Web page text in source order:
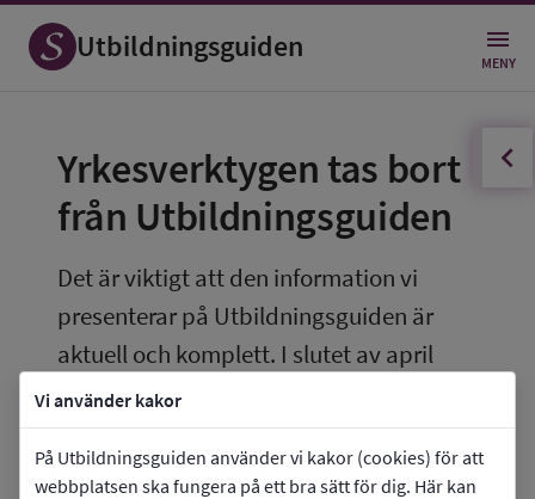
Vi använder kakor
På Utbildningsguiden använder vi kakor (cookies) för att
webbplatsen ska fungera på ett bra sätt för dig. Här kan
Utbildningsguiden MENY
Öppna
Yrkesverktygen tas bort
från Utbildningsguiden
Det är viktigt att den information vi
presenterar på Utbildningsguiden är
aktuell och komplett. I slutet av april
2026 avpublicerar vi därför den del av
Utbildningsguiden som heter Yrken och
framtid.